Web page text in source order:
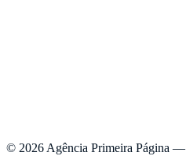
© 2026 Agência Primeira Página —